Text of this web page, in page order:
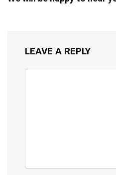
LEAVE A REPLY